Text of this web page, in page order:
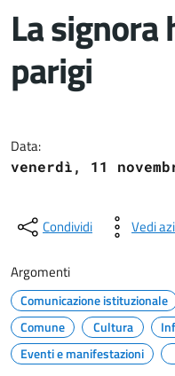
La signora
parigi
Data:
venerdì, 11
Condividi Vedi
Argomenti
Comunicazione istituzionale
Comune
Cultura
Eventi e manifestazioni